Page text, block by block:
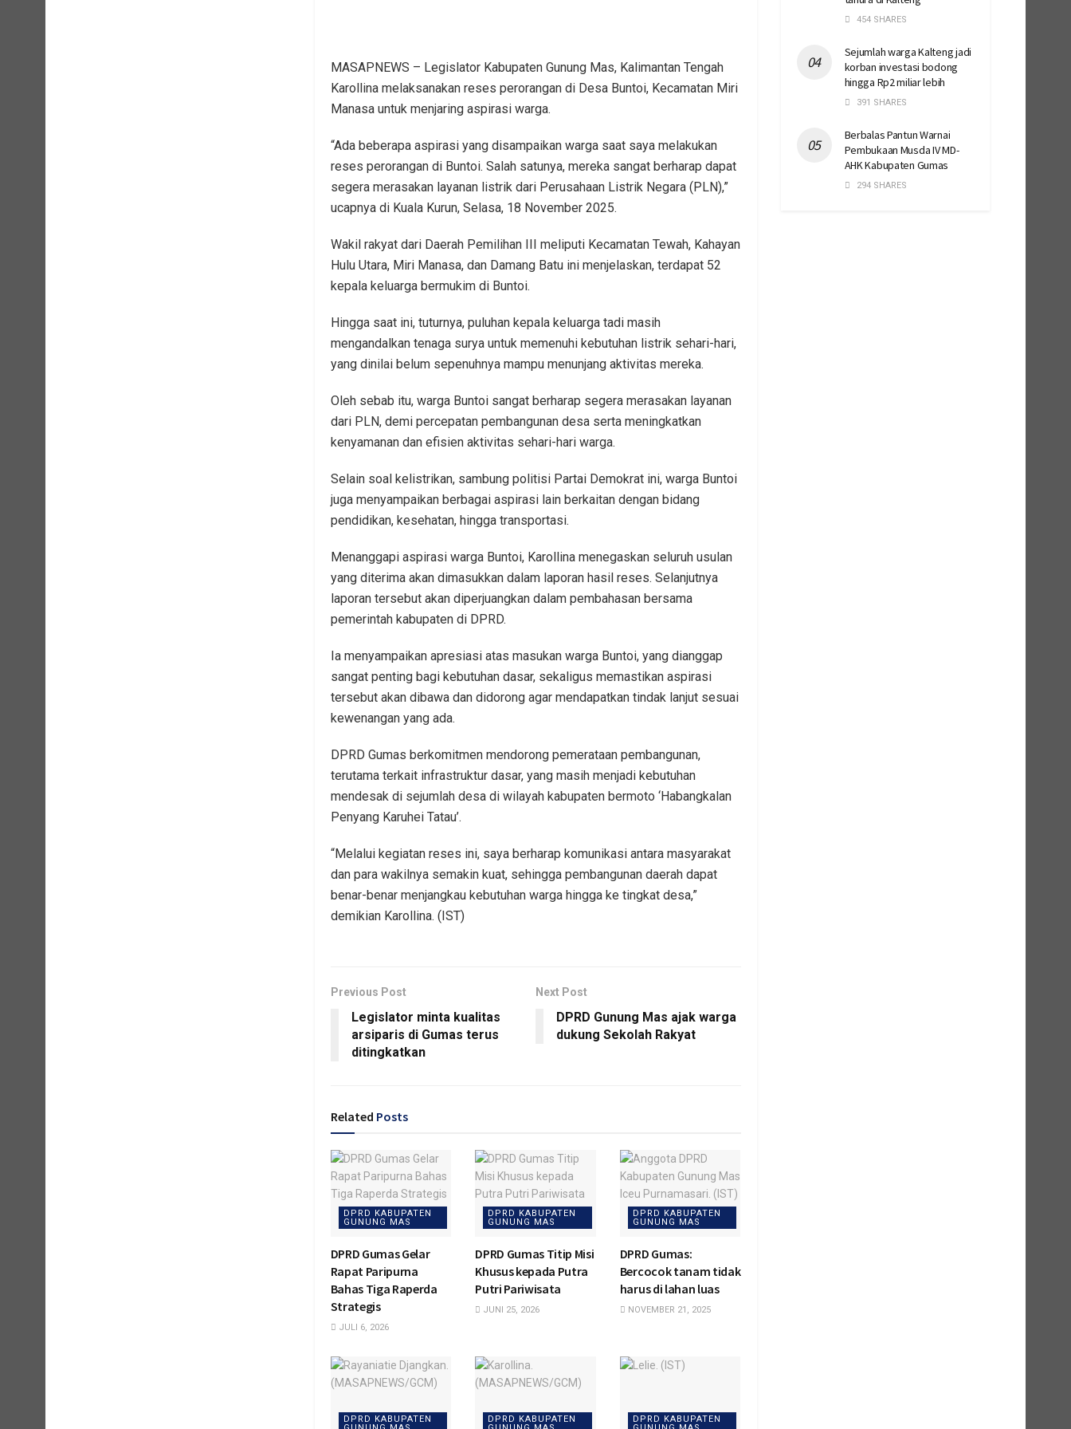
MASAPNEWS – Legislator Kabupaten Gunung Mas, Kalimantan Tengah
Karollina melaksanakan reses perorangan di Desa Buntoi, Kecamatan Miri
Manasa untuk menjaring aspirasi warga.
“Ada beberapa aspirasi yang disampaikan warga saat saya melakukan
reses perorangan di Buntoi. Salah satunya, mereka sangat berharap dapat
segera merasakan layanan listrik dari Perusahaan Listrik Negara (PLN),”
ucapnya di Kuala Kurun, Selasa, 18 November 2025.
Wakil rakyat dari Daerah Pemilihan III meliputi Kecamatan Tewah, Kahayan
Hulu Utara, Miri Manasa, dan Damang Batu ini menjelaskan, terdapat 52
kepala keluarga bermukim di Buntoi.
Hingga saat ini, tuturnya, puluhan kepala keluarga tadi masih
mengandalkan tenaga surya untuk memenuhi kebutuhan listrik sehari-hari,
yang dinilai belum sepenuhnya mampu menunjang aktivitas mereka.
Oleh sebab itu, warga Buntoi sangat berharap segera merasakan layanan
dari PLN, demi percepatan pembangunan desa serta meningkatkan
kenyamanan dan efisien aktivitas sehari-hari warga.
Selain soal kelistrikan, sambung politisi Partai Demokrat ini, warga Buntoi
juga menyampaikan berbagai aspirasi lain berkaitan dengan bidang
pendidikan, kesehatan, hingga transportasi.
Menanggapi aspirasi warga Buntoi, Karollina menegaskan seluruh usulan
yang diterima akan dimasukkan dalam laporan hasil reses. Selanjutnya
laporan tersebut akan diperjuangkan dalam pembahasan bersama
pemerintah kabupaten di DPRD.
Ia menyampaikan apresiasi atas masukan warga Buntoi, yang dianggap
sangat penting bagi kebutuhan dasar, sekaligus memastikan aspirasi
tersebut akan dibawa dan didorong agar mendapatkan tindak lanjut sesuai
kewenangan yang ada.
DPRD Gumas berkomitmen mendorong pemerataan pembangunan,
terutama terkait infrastruktur dasar, yang masih menjadi kebutuhan
mendesak di sejumlah desa di wilayah kabupaten bermoto ‘Habangkalan
Penyang Karuhei Tatau’.
“Melalui kegiatan reses ini, saya berharap komunikasi antara masyarakat
dan para wakilnya semakin kuat, sehingga pembangunan daerah dapat
benar-benar menjangkau kebutuhan warga hingga ke tingkat desa,”
demikian Karollina. (IST)
Previous Post
Legislator minta kualitas
arsiparis di Gumas terus
ditingkatkan
Next Post
DPRD Gunung Mas ajak warga
dukung Sekolah Rakyat
Related Posts
DPRD KABUPATEN
GUNUNG MAS
DPRD Gumas Gelar
Rapat Paripurna
Bahas Tiga Raperda
Strategis
JULI 6, 2026
DPRD KABUPATEN
GUNUNG MAS
DPRD Gumas Titip Misi
Khusus kepada Putra
Putri Pariwisata
JUNI 25, 2026
DPRD KABUPATEN
GUNUNG MAS
DPRD Gumas:
Bercocok tanam tidak
harus di lahan luas
NOVEMBER 21, 2025
DPRD KABUPATEN
DPRD KABUPATEN
DPRD KABUPATEN
454 SHARES
Sejumlah warga Kalteng jadi
korban investasi bodong
hingga Rp2 miliar lebih
391 SHARES
Berbalas Pantun Warnai
Pembukaan Musda IV MD-
AHK Kabupaten Gumas
294 SHARES